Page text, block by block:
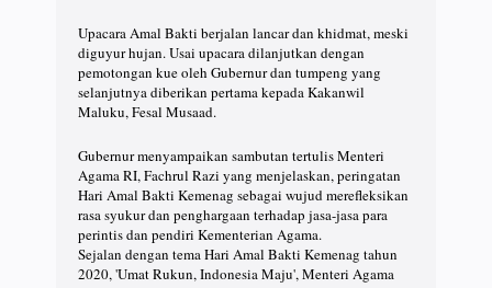
Upacara Amal Bakti berjalan lancar dan khidmat, meski
diguyur hujan. Usai upacara dilanjutkan dengan
pemotongan kue oleh Gubernur dan tumpeng yang
selanjutnya diberikan pertama kepada Kakanwil
Maluku, Fesal Musaad.
Gubernur menyampaikan sambutan tertulis Menteri
Agama RI, Fachrul Razi yang menjelaskan, peringatan
Hari Amal Bakti Kemenag sebagai wujud merefleksikan
rasa syukur dan penghargaan terhadap jasa-jasa para
perintis dan pendiri Kementerian Agama.
Sejalan dengan tema Hari Amal Bakti Kemenag tahun
2020, 'Umat Rukun, Indonesia Maju', Menteri Agama